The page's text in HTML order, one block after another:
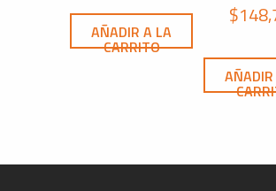
AÑADIR A LA
CARRITO
$